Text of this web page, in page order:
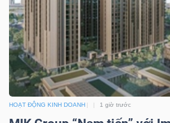
HOẠT ĐỘNG KINH DOANH 1 giờ trước
Mã
chứng
khoán
(-)
Tất cả Cổ phiếu Chỉ số